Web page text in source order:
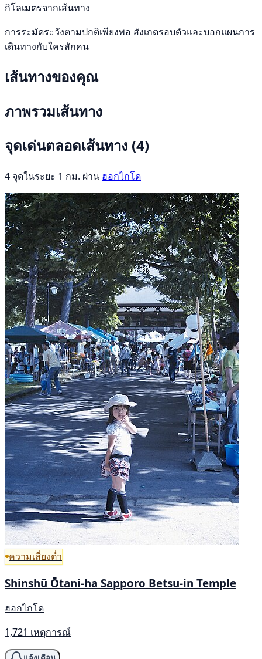
กิโลเมตรจากเส้นทาง
การระมัดระวังตามปกติเพียงพอ สังเกตรอบตัวและบอกแผนการ
เดินทางกับใครสักคน
เส้นทางของคุณ
ภาพรวมเส้นทาง
จุดเด่นตลอดเส้นทาง (4)
4 จุดในระยะ 1 กม. ผ่าน ฮอกไกโด
ความเสี่ยงต่ำ
Shinshū Ōtani-ha Sapporo Betsu-in Temple
ฮอกไกโด
1,721 เหตุการณ์